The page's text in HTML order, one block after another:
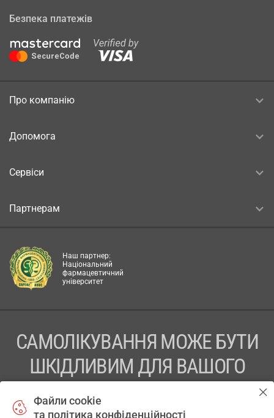
Безпека платежів
Про компанію
Допомога
Сервіси
Партнерам
Наш партнер:
Національний
фармацевтичний
університет
САМОЛІКУВАННЯ МОЖЕ БУТИ
ШКІДЛИВИМ ДЛЯ ВАШОГО
Файли cookie
та політика конфіденційності